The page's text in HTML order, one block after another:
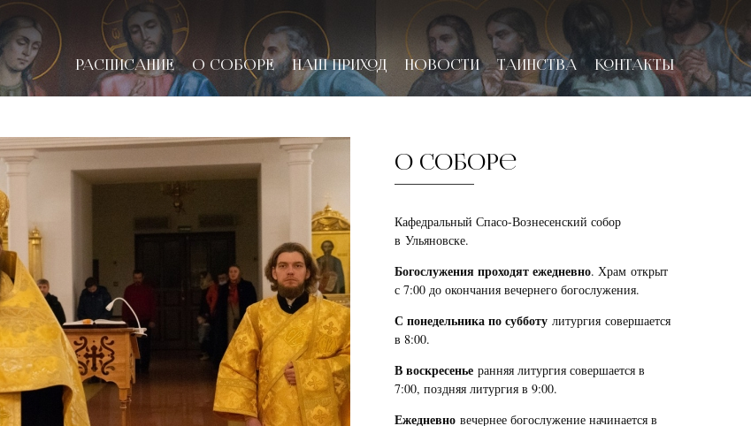
РАСПИСАНИЕ О СОБОРЕ НАШ ПРИХОД НОВОСТИ ТАИНСТВА КОНТАКТЫ
О соборе
Кафедральный Спасо-Вознесенский собор
в Ульяновске.
Богослужения проходят ежедневно. Храм открыт
с 7:00 до окончания вечернего богослужения.
С понедельника по субботулитургия совершается
в 8:00.
В воскресеньеранняя литургия совершается в
7:00, поздняя литургия в 9:00.
Ежедневновечернее богослужение начинается в